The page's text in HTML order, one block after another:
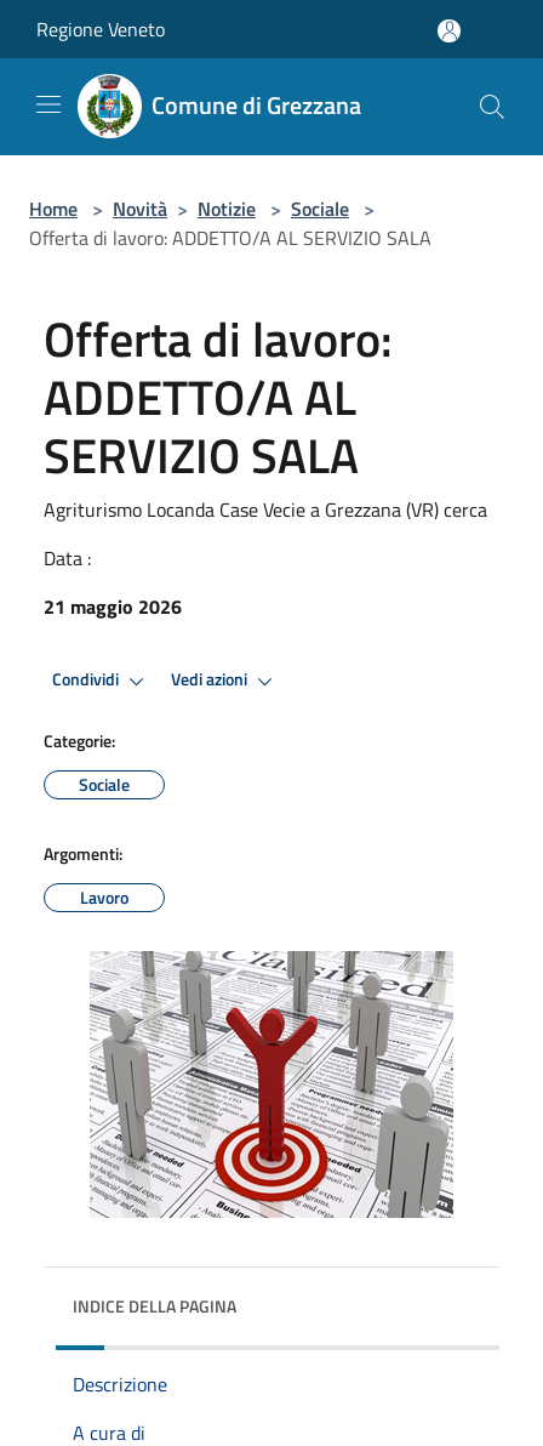
Regione Veneto
Comune di Grezzana
Home > Novità > Notizie > Sociale >
Offerta di lavoro: ADDETTO/A AL SERVIZIO SALA
Offerta di lavoro:
ADDETTO/A AL
SERVIZIO SALA
Agriturismo Locanda Case Vecie a Grezzana (VR) cerca
Data :
21 maggio 2026
Condividi Vedi azioni
Categorie:
Sociale
Argomenti:
Lavoro
INDICE DELLA PAGINA
Descrizione
A cura di